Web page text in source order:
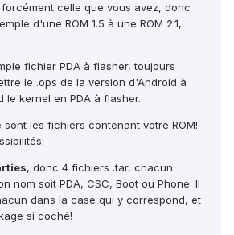
celle que vous avez, donc
d'une ROM 1.5 à une ROM 2.1,
fichier PDA à flasher, toujours
le .ops de la version d'Android à
le kernel en PDA à flasher.
sont les fichiers contenant votre ROM!
, donc 4 fichiers .tar, chacun
nom soit PDA, CSC, Boot ou Phone. Il
dans la case qui y correspond, et
si coché!